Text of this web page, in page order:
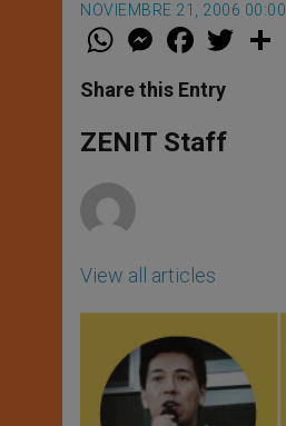
NOVIEMBRE 21, 2006 00:00
W
t
s
p
p
M
e
s
e
g
e
F
a
e
b
o
k
w
Share this Entry
ZENIT Staff
View all articles